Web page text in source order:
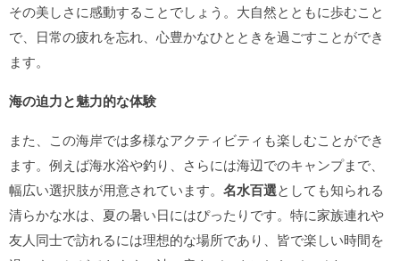
その美しさに感動することでしょう。大自然とともに歩むこと
で、日常の疲れを忘れ、心豊かなひとときを過ごすことができ
ます。
海の迫力と魅力的な体験
また、この海岸では多様なアクティビティも楽しむことができ
ます。例えば海水浴や釣り、さらには海辺でのキャンプまで、
幅広い選択肢が用意されています。 名水百選としても知られる
清らかな水は、夏の暑い日にはぴったりです。特に家族連れや
友人同士で訪れるには理想的な場所であり、皆で楽しい時間を